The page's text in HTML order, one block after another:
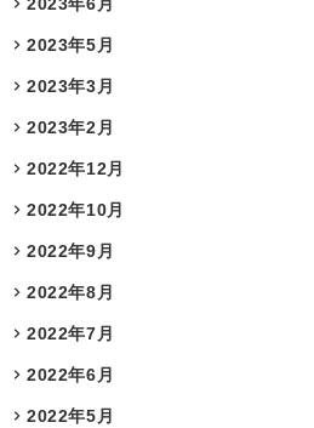
2023年5月
2023年3月
2023年2月
2022年12月
2022年10月
2022年9月
2022年8月
2022年7月
2022年6月
2022年5月